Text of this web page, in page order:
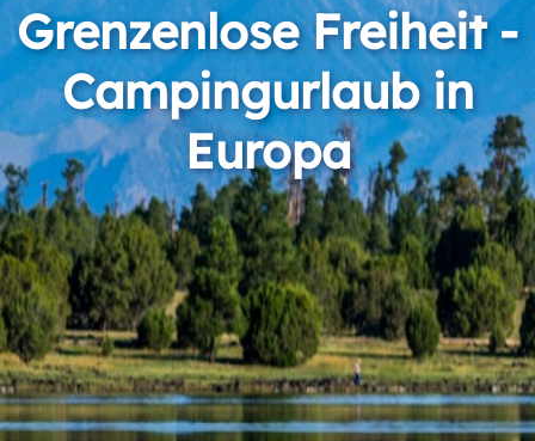
Grenzenlose Freiheit -
Campingurlaub in
Europa